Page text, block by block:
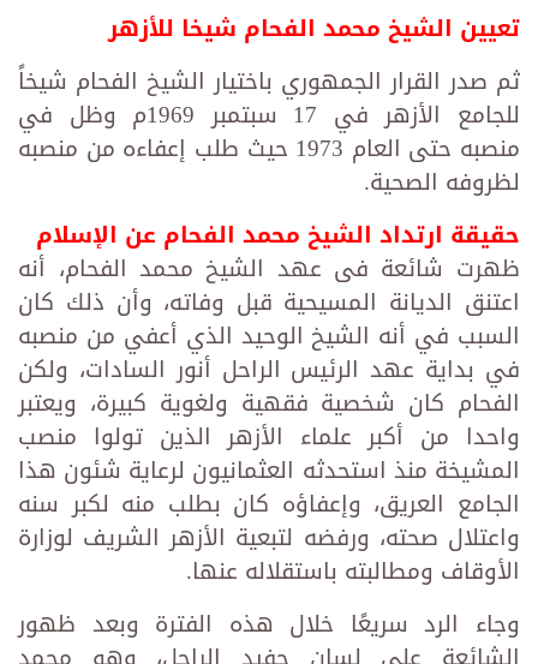
تعيين الشيخ محمد الفحام شيخا للأزهر
ثم صدر القرار الجمهوري باختيار الشيخ الفحام شيخاً
للجامع الأزهر في 17 سبتمبر 1969م وظل في
منصبه حتى العام 1973 حيث طلب إعفاءه من منصبه
لظروفه الصحية.
حقيقة ارتداد الشيخ محمد الفحام عن الإسلام
ظهرت شائعة فى عهد الشيخ محمد الفحام، أنه
اعتنق الديانة المسيحية قبل وفاته، وأن ذلك كان
السبب في أنه الشيخ الوحيد الذي أعفي من منصبه
في بداية عهد الرئيس الراحل أنور السادات، ولكن
الفحام كان شخصية فقهية ولغوية كبيرة، ويعتبر
واحدا من أكبر علماء الأزهر الذين تولوا منصب
المشيخة منذ استحدثه العثمانيون لرعاية شئون هذا
الجامع العريق، وإعفاؤه كان بطلب منه لكبر سنه
واعتلال صحته، ورفضه لتبعية الأزهر الشريف لوزارة
الأوقاف ومطالبته باستقلاله عنها.
وجاء الرد سريعًا خلال هذه الفترة وبعد ظهور